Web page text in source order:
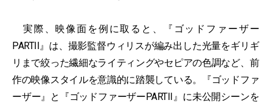
実際、映像面を例に取ると、『ゴッドファーザー
PARTII』は、撮影監督ウィリスが編み出した光量をギリギ
リまで絞った繊細なライティングやセピアの色調など、前
作の映像スタイルを意識的に踏襲している。『ゴッドファ
ーザー』と『ゴッドファーザーPARTII』に未公開シーンを